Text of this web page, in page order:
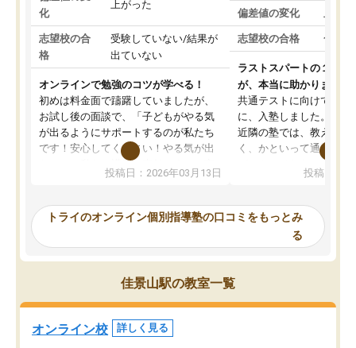
化
上がった
志望校の合
格
受験していない/結果が
出ていない
オンラインで勉強のコツが学べる！
初めは料金面で躊躇していましたが、
お試し後の面談で、「子どもがやる気
が出るようにサポートするのが私たち
です！安心してください！やる気が出
ないのは私たち講師の責任です」と言
ってくださり、確かに！と考えて、思
ったんですが、学生の先生から学ぶこ
み、徐々に成績が上がったらいいなと
思っていました。何が今足りないのか
を的確に指導いただき、子どももびっ
くりするほど楽しんでやる気を持って
塾を受けています。狙い通り、少しず
つ成績も上がり、苦手意識も無くなっ
てきたので、さらに苦手な数学も追加
投稿日：2026年03月13日
偏差値の変化 上が
志望校の合格 合格
ラストスパートの１か月
が、本当に助かりました
共通テストに向けての追
に、入塾しました。田舎
近隣の塾では、教えても
く、かといって通うには
可能なので本当に助か
らないところをピンポイ
頂いて、とてもわかり
していました。一生を
スト、多少お金がかかっ
投稿日：
トライのオンライン個別指導塾の口コミをもっとみ
る
佳景山駅の教室一覧
オンライン校 詳しく見る